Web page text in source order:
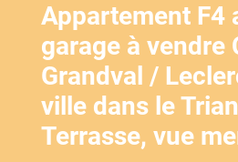
Appartement F4
garage à vendre
Grandval /
ville dans le
Terrasse, vue